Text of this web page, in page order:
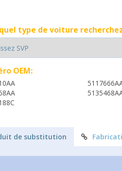
type de voiture
OEM:
de substitution